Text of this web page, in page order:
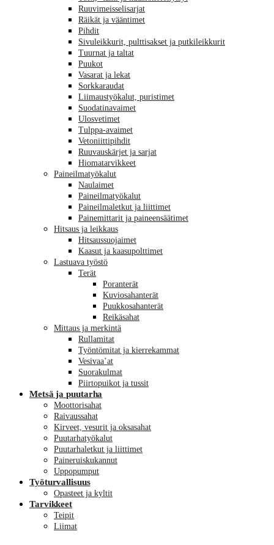
Ruuvimeisselisarjat
Räikät ja vääntimet
Pihdit
Sivuleikkurit, pulttisakset ja putkileikkurit
Tuurnat ja taltat
Puukot
Vasarat ja lekat
Sorkkaraudat
Liimaustyökalut, puristimet
Suodatinavaimet
Ulosvetimet
Tulppa-avaimet
Vetoniittipihdit
Ruuvauskärjet ja sarjat
Hiomatarvikkeet
Paineilmatyökalut
Naulaimet
Paineilmatyökalut
Paineilmaletkut ja liittimet
Painemittarit ja paineensäätimet
Hitsaus ja leikkaus
Hitsaussuojaimet
Kaasut ja kaasupolttimet
Lastuava työstö
Terät
Poranterät
Kuviosahanterät
Puukkosahanterät
Reikäsahat
Mittaus ja merkintä
Rullamitat
Työntömitat ja kierrekammat
Vesivaa’at
Suorakulmat
Piirtopuikot ja tussit
Metsä ja puutarha
Moottorisahat
Raivaussahat
Kirveet, vesurit ja oksasahat
Puutarhatyökalut
Puutarhaletkut ja liittimet
Paineruiskukannut
Uppopumput
Työturvallisuus
Opasteet ja kyltit
Tarvikkeet
Teipit
Liimat